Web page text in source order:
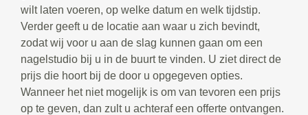
wilt laten voeren, op welke datum en welk tijdstip.
Verder geeft u de locatie aan waar u zich bevindt,
zodat wij voor u aan de slag kunnen gaan om een
nagelstudio bij u in de buurt te vinden. U ziet direct de
prijs die hoort bij de door u opgegeven opties.
Wanneer het niet mogelijk is om van tevoren een prijs
op te geven, dan zult u achteraf een offerte ontvangen.